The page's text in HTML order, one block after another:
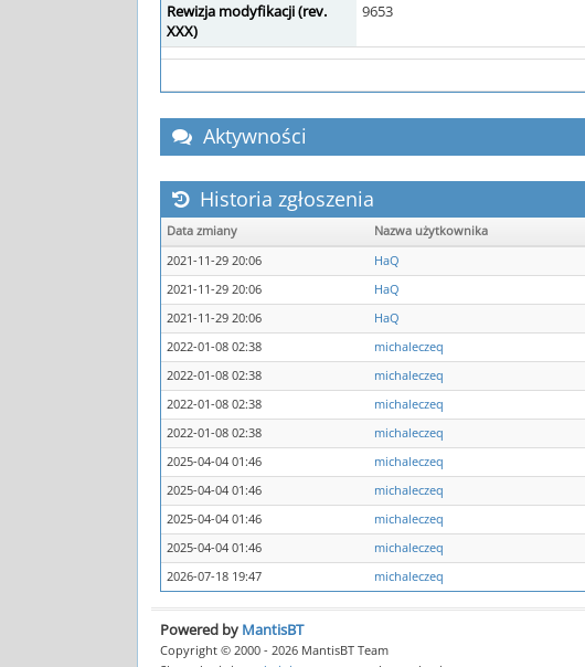
Rewizja modyfikacji (rev.
XXX)
9653
Aktywności
Historia zgłoszenia
Data zmiany Nazwa użytkownika
2021-11-29 20:06
HaQ
2021-11-29 20:06
HaQ
2021-11-29 20:06
HaQ
2022-01-08 02:38
michaleczeq
2022-01-08 02:38
michaleczeq
2022-01-08 02:38
michaleczeq
2022-01-08 02:38
michaleczeq
2025-04-04 01:46
michaleczeq
2025-04-04 01:46
michaleczeq
2025-04-04 01:46
michaleczeq
2025-04-04 01:46
michaleczeq
2026-07-18 19:47
michaleczeq
Powered by MantisBT
Copyright © 2000 - 2026 MantisBT Team